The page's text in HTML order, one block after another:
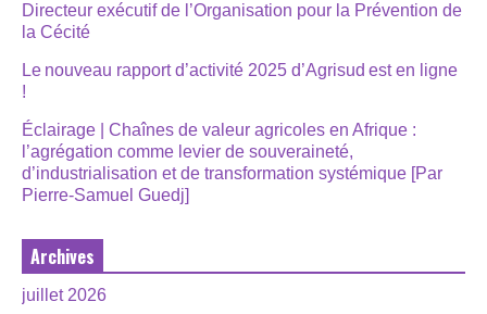
Directeur exécutif de l’Organisation pour la Prévention de
la Cécité
Le nouveau rapport d’activité 2025 d’Agrisud est en ligne
!
Éclairage | Chaînes de valeur agricoles en Afrique :
l’agrégation comme levier de souveraineté,
d’industrialisation et de transformation systémique [Par
Pierre-Samuel Guedj]
Archives
juillet 2026